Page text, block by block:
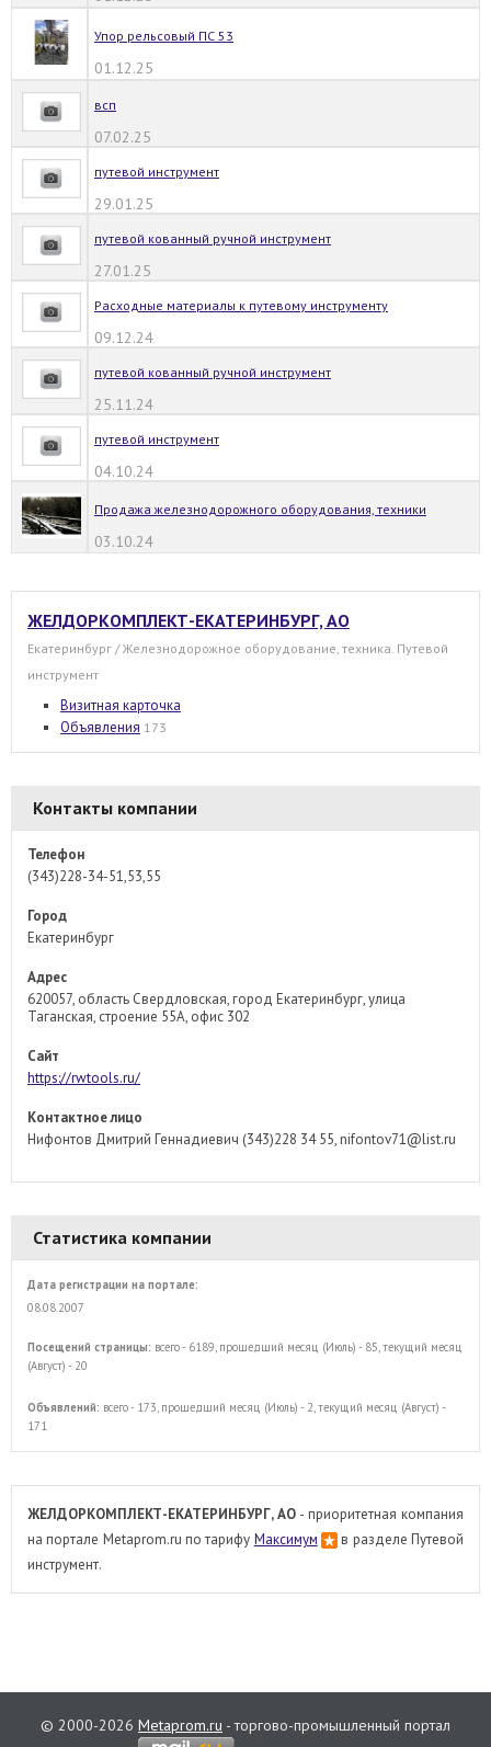
Упор рельсовый ПС 53
01.12.25
всп
07.02.25
путевой инструмент
29.01.25
путевой кованный ручной инструмент
27.01.25
Расходные материалы к путевому инструменту
09.12.24
путевой кованный ручной инструмент
25.11.24
путевой инструмент
04.10.24
Продажа железнодорожного оборудования, техники
03.10.24
ЖЕЛДОРКОМПЛЕКТ-ЕКАТЕРИНБУРГ, АО
Екатеринбург / Железнодорожное оборудование, техника. Путевой
инструмент
Визитная карточка
Объявления 173
Контакты компании
Телефон
(343)228-34-51,53,55
Город
Екатеринбург
Адрес
620057, область Свердловская, город Екатеринбург, улица
Таганская, строение 55А, офис 302
Сайт
https://rwtools.ru/
Контактное лицо
Нифонтов Дмитрий Геннадиевич (343)228 34 55, nifontov71@list.ru
Статистика компании
Дата регистрации на портале:
08.08.2007
Посещений страницы: всего - 6189, прошедший месяц (Июль) - 85, текущий месяц
(Август) - 20
Объявлений: всего - 173, прошедший месяц (Июль) - 2, текущий месяц (Август) -
171
ЖЕЛДОРКОМПЛЕКТ-ЕКАТЕРИНБУРГ, АО - приоритетная компания
на портале Metaprom.ru по тарифу Максимум
в разделе Путевой
инструмент.
© 2000-2026 Metaprom.ru - торгово-промышленный портал